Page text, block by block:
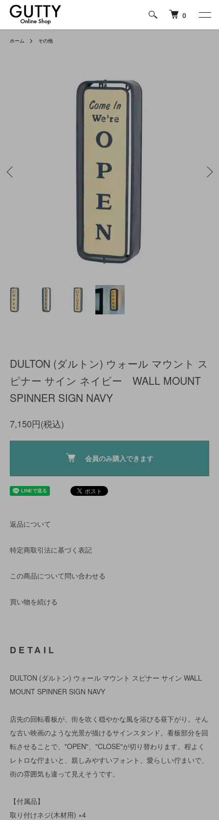
0
ホーム その他
DULTON (ダルトン) ウォール マウント ス
ピナー サイン ネイビー WALL MOUNT
SPINNER SIGN NAVY
7,150円(税込)
会員のみ購入できます
返品について
特定商取引法に基づく表記
この商品について問い合わせる
買い物を続ける
DETAIL
DULTON (ダルトン) ウォール マウント スピナー サイン WALL
MOUNT SPINNER SIGN NAVY
店先の回転看板が、街を吹く穏やかな風を浴びる昼下がり。そん
な古い映画のような光景が描けるサインスタンド。看板部分を回
転させることで、"OPEN"、"CLOSE"が切り替わります。程よく
レトロな佇まいと、親しみやすいフォント、愛らしい佇まいで、
街の雰囲気も違って見えそうです。
【付属品】
取り付けネジ(木材用) ×4